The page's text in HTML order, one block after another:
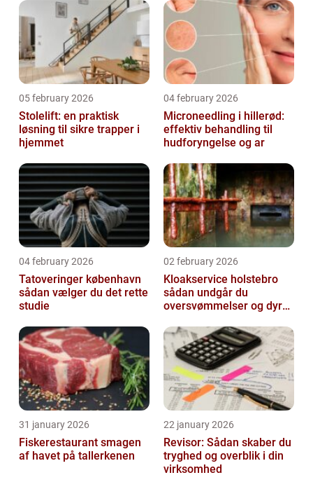
05 february 2026
Stolelift: en praktisk
løsning til sikre trapper i
hjemmet
04 february 2026
Microneedling i hillerød:
effektiv behandling til
hudforyngelse og ar
04 february 2026
Tatoveringer københavn
sådan vælger du det rette
studie
02 february 2026
Kloakservice holstebro
sådan undgår du
oversvømmelser og dyre
31 january 2026
Fiskerestaurant smagen
af havet på tallerkenen
22 january 2026
Revisor: Sådan skaber du
tryghed og overblik i din
virksomhed